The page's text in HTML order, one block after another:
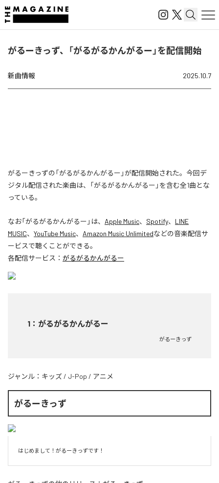
がるーきっず、「がるがるかんがるー」を配信開始
新曲情報 2025.10.7
がるーきっずの「がるがるかんがるー」が配信開始された。今回デ
ジタル配信された楽曲は、「がるがるかんがるー」を含む全1曲とな
っている。
なお「がるがるかんがるー 」は、 Apple Music、 Spotify、 LINE
MUSIC、 YouTube Music、 Amazon Music Unlimitedなどの音楽配信サ
ービスで聴くことができる。
各配信サービス： がるがるかんがるー
1 ： がるがるかんがるー
がるーきっず
ジャンル： キッズ / J-Pop / アニメ
がるーきっず
はじめまして！がるーきっずです！